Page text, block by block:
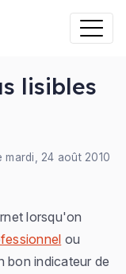
lisibles
mardi, 24 août 2010
lorsqu'on
ou
bon indicateur de